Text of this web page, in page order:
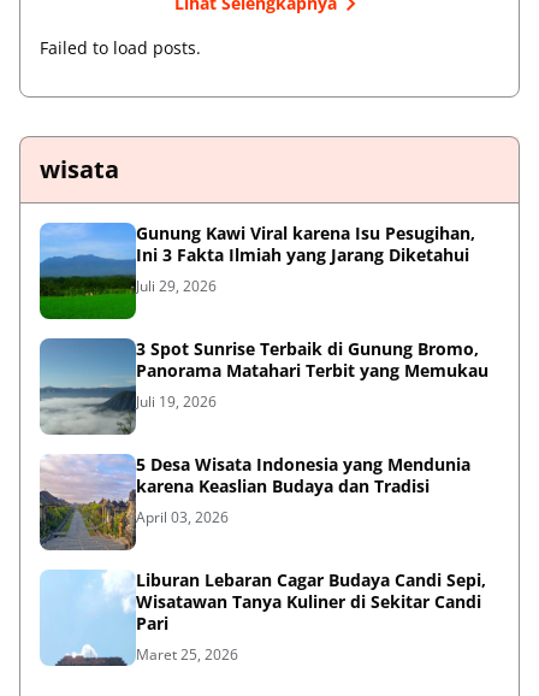
Failed to load posts.
wisata
Gunung Kawi Viral karena Isu Pesugihan,
Ini 3 Fakta Ilmiah yang Jarang Diketahui
Juli 29, 2026
3 Spot Sunrise Terbaik di Gunung Bromo,
Panorama Matahari Terbit yang Memukau
Juli 19, 2026
5 Desa Wisata Indonesia yang Mendunia
karena Keaslian Budaya dan Tradisi
April 03, 2026
Liburan Lebaran Cagar Budaya Candi Sepi,
Wisatawan Tanya Kuliner di Sekitar Candi
Pari
Maret 25, 2026